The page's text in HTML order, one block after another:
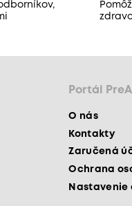
Portál
O nás
Kontakty
Zaručená
Ochrana
Nastavenie